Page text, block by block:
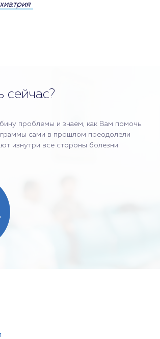
сейчас?
проблемы и знаем, как Вам помочь.
сами в прошлом преодолели
изнутри все стороны болезни.